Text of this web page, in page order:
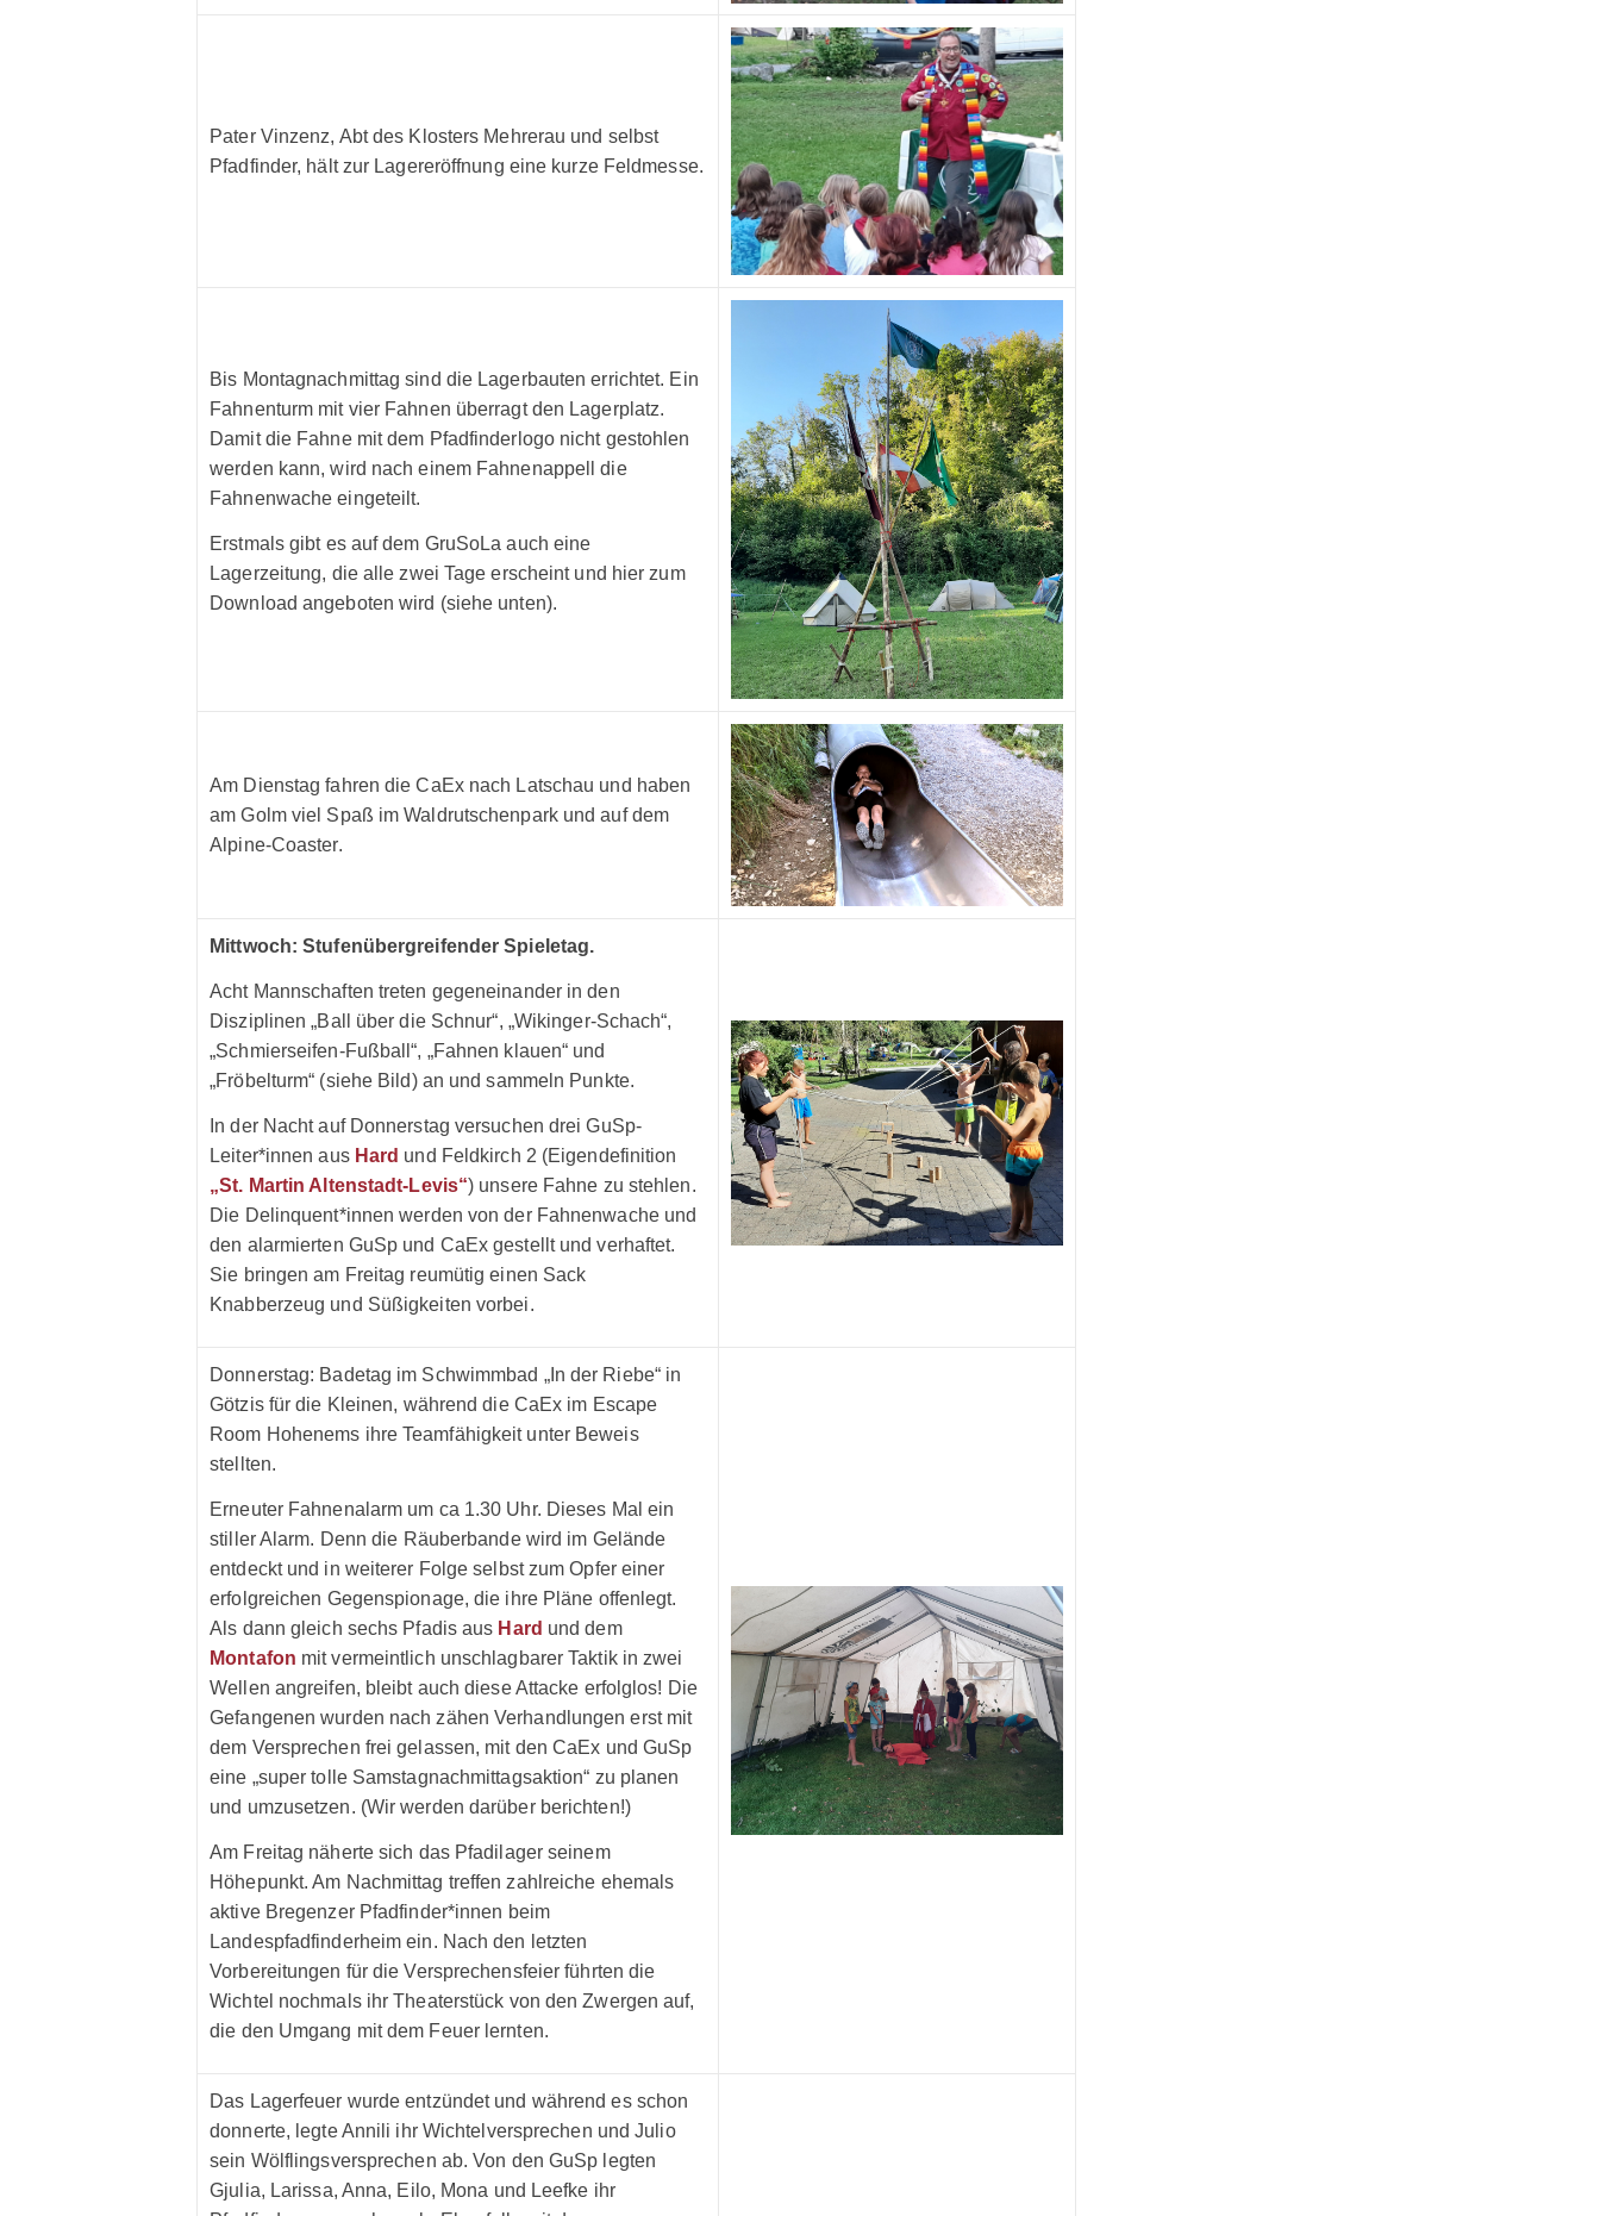
Pater Vinzenz, Abt des Klosters Mehrerau und selbst
Pfadfinder, hält zur Lagereröffnung eine kurze Feldmesse.
Bis Montagnachmittag sind die Lagerbauten errichtet. Ein
Fahnenturm mit vier Fahnen überragt den Lagerplatz.
Damit die Fahne mit dem Pfadfinderlogo nicht gestohlen
werden kann, wird nach einem Fahnenappell die
Fahnenwache eingeteilt.
Erstmals gibt es auf dem GruSoLa auch eine
Lagerzeitung, die alle zwei Tage erscheint und hier zum
Download angeboten wird (siehe unten).
Am Dienstag fahren die CaEx nach Latschau und haben
am Golm viel Spaß im Waldrutschenpark und auf dem
Alpine-Coaster.
Mittwoch: Stufenübergreifender Spieletag.
Acht Mannschaften treten gegeneinander in den
Disziplinen „Ball über die Schnur“, „Wikinger-Schach“,
„Schmierseifen-Fußball“, „Fahnen klauen“ und
„Fröbelturm“ (siehe Bild) an und sammeln Punkte.
In der Nacht auf Donnerstag versuchen drei GuSp-
Leiter*innen aus Hard und Feldkirch 2 (Eigendefinition
„St. Martin Altenstadt-Levis“) unsere Fahne zu stehlen.
Die Delinquent*innen werden von der Fahnenwache und
den alarmierten GuSp und CaEx gestellt und verhaftet.
Sie bringen am Freitag reumütig einen Sack
Knabberzeug und Süßigkeiten vorbei.
Donnerstag: Badetag im Schwimmbad „In der Riebe“ in
Götzis für die Kleinen, während die CaEx im Escape
Room Hohenems ihre Teamfähigkeit unter Beweis
stellten.
Erneuter Fahnenalarm um ca 1.30 Uhr. Dieses Mal ein
stiller Alarm. Denn die Räuberbande wird im Gelände
entdeckt und in weiterer Folge selbst zum Opfer einer
erfolgreichen Gegenspionage, die ihre Pläne offenlegt.
Als dann gleich sechs Pfadis aus Hard und dem
Montafon mit vermeintlich unschlagbarer Taktik in zwei
Wellen angreifen, bleibt auch diese Attacke erfolglos! Die
Gefangenen wurden nach zähen Verhandlungen erst mit
dem Versprechen frei gelassen, mit den CaEx und GuSp
eine „super tolle Samstagnachmittagsaktion“ zu planen
und umzusetzen. (Wir werden darüber berichten!)
Am Freitag näherte sich das Pfadilager seinem
Höhepunkt. Am Nachmittag treffen zahlreiche ehemals
aktive Bregenzer Pfadfinder*innen beim
Landespfadfinderheim ein. Nach den letzten
Vorbereitungen für die Versprechensfeier führten die
Wichtel nochmals ihr Theaterstück von den Zwergen auf,
die den Umgang mit dem Feuer lernten.
Das Lagerfeuer wurde entzündet und während es schon
donnerte, legte Annili ihr Wichtelversprechen und Julio
sein Wölflingsversprechen ab. Von den GuSp legten
Gjulia, Larissa, Anna, Eilo, Mona und Leefke ihr